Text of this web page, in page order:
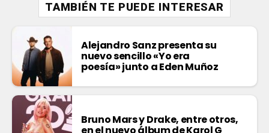
TAMBIÉN TE PUEDE INTERESAR
Alejandro Sanz presenta su
nuevo sencillo «Yo era
poesía» junto a Eden Muñoz
Bruno Mars y Drake, entre otros,